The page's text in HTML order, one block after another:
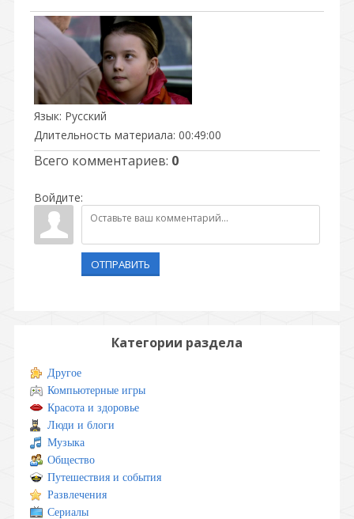
Язык: Русский
Длительность материала: 00:49:00
Всего комментариев: 0
Войдите:
ОТПРАВИТЬ
Категории раздела
Другое
Компьютерные игры
Красота и здоровье
Люди и блоги
Музыка
Общество
Путешествия и события
Развлечения
Сериалы